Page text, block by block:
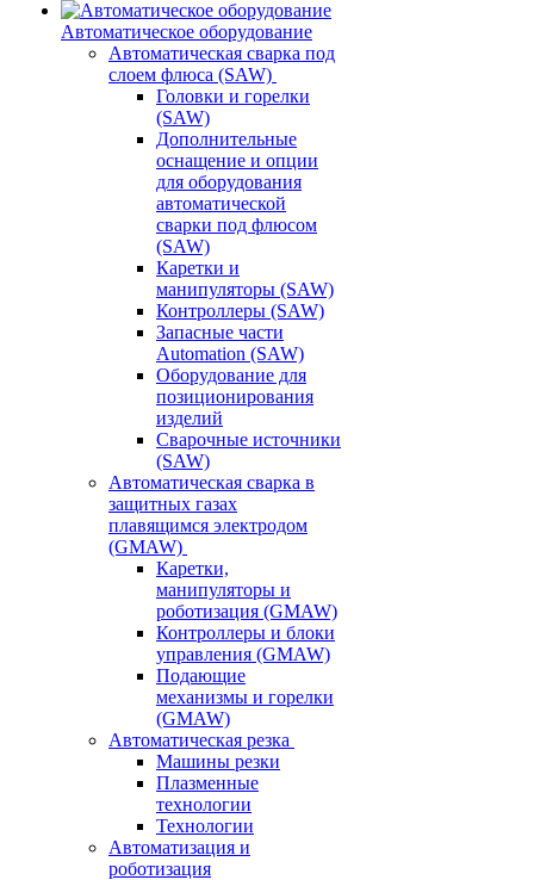
Автоматическое оборудование
Автоматическая сварка под
слоем флюса (SAW)
Головки и горелки
(SAW)
Дополнительные
оснащение и опции
для оборудования
автоматической
сварки под флюсом
(SAW)
Каретки и
манипуляторы (SAW)
Контроллеры (SAW)
Запасные части
Automation (SAW)
Оборудование для
позиционирования
изделий
Сварочные источники
(SAW)
Автоматическая сварка в
защитных газах
плавящимся электродом
(GMAW)
Каретки,
манипуляторы и
роботизация (GMAW)
Контроллеры и блоки
управления (GMAW)
Подающие
механизмы и горелки
(GMAW)
Автоматическая резка
Машины резки
Плазменные
технологии
Технологии
Автоматизация и
роботизация